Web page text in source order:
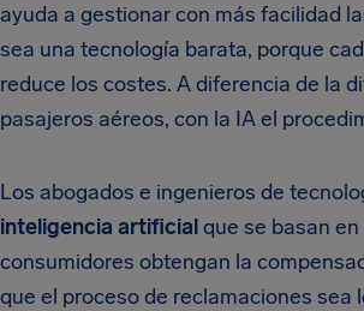
ayuda a gestionar con más facilidad
sea una tecnología barata, porque
reduce los costes. A diferencia de la
pasajeros aéreos, con la IA el
Los abogados e ingenieros de
inteligencia artificialque se basan
consumidores obtengan la
que el proceso de reclamaciones